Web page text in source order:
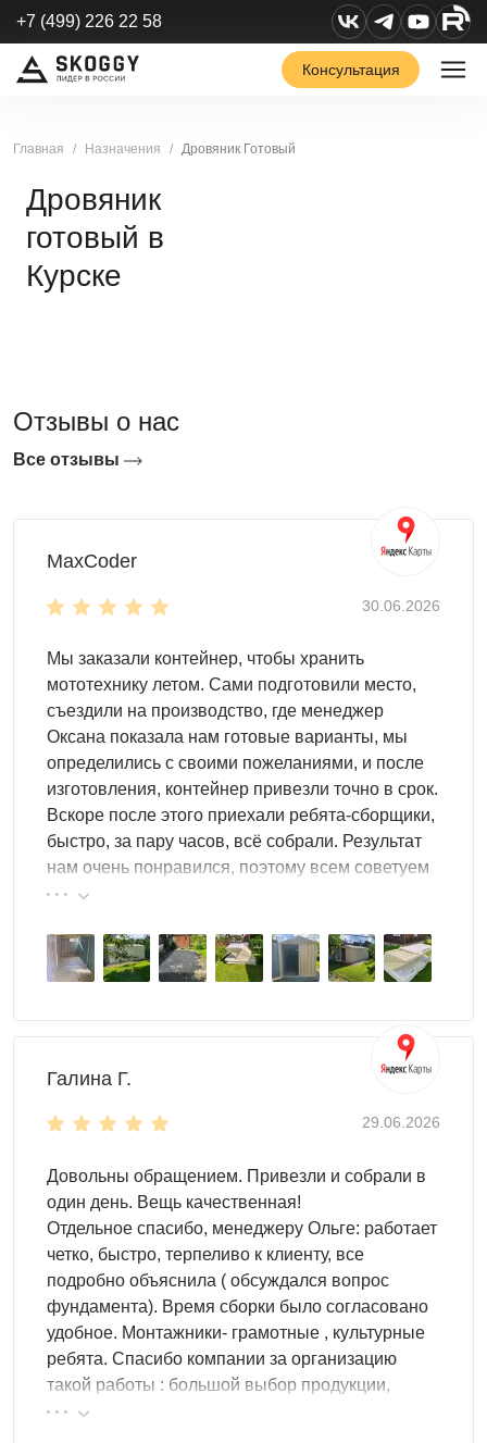
+7 (499) 226 22 58
Консультация
Главная Назначения Дровяник Готовый
Дровяник
готовый в
Курске
Отзывы о нас
Все отзывы
MaxCoder
30.06.2026
Мы заказали контейнер, чтобы хранить
мототехнику летом. Сами подготовили место,
съездили на производство, где менеджер
Оксана показала нам готовые варианты, мы
определились с своими пожеланиями, и после
изготовления, контейнер привезли точно в срок.
Вскоре после этого приехали ребята-сборщики,
быстро, за пару часов, всё собрали. Результат
нам очень понравился, поэтому всем советуем
эту фирму.
Галина Г.
29.06.2026
Довольны обращением. Привезли и собрали в
один день. Вещь качественная!
Отдельное спасибо, менеджеру Ольге: работает
четко, быстро, терпеливо к клиенту, все
подробно объяснила ( обсуждался вопрос
фундамента). Время сборки было согласовано
удобное. Монтажники- грамотные , культурные
ребята. Спасибо компании за организацию
такой работы : большой выбор продукции,
реальные цены.